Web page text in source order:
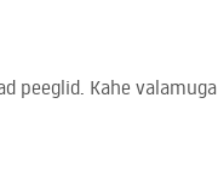
peeglid. Kahe valamuga